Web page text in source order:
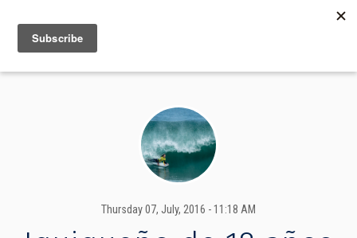
MENU
Thursday 07, July, 2016 - 11:18 AM